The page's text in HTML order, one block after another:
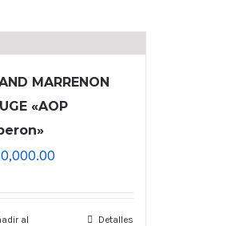
MARRENON
«AOP
al
Detalles